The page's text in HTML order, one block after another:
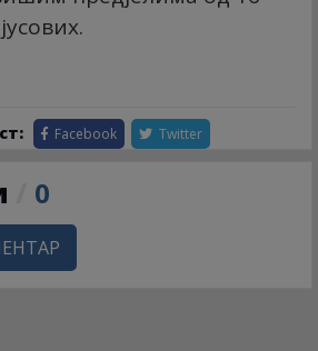
Facebook Twitter
0